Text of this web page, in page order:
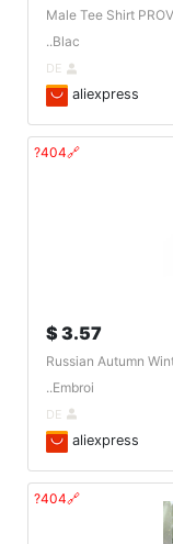
Male Tee Shirt
Blac..
aliexpress
🔗404?
3.57 $
Russian Autumn
Embroi..
aliexpress
🔗404?